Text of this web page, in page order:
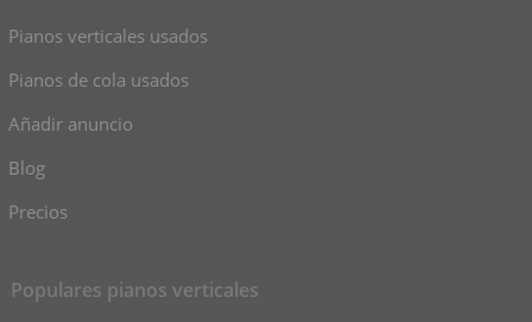
Pianos verticales usados
Pianos de cola usados
Añadir anuncio
Blog
Precios
Populares pianos verticales